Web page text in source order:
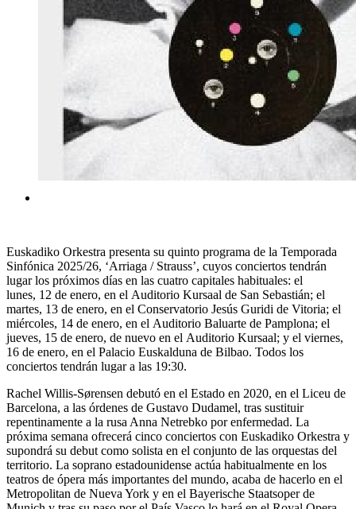
Euskadiko Orkestra presenta su quinto programa de la Temporada
Sinfónica 2025/26, ‘Arriaga / Strauss’, cuyos conciertos tendrán
lugar los próximos días en las cuatro capitales habituales: el
lunes, 12 de enero, en el Auditorio Kursaal de San Sebastián; el
martes, 13 de enero, en el Conservatorio Jesús Guridi de Vitoria; el
miércoles, 14 de enero, en el Auditorio Baluarte de Pamplona; el
jueves, 15 de enero, de nuevo en el Auditorio Kursaal; y el viernes,
16 de enero, en el Palacio Euskalduna de Bilbao. Todos los
conciertos tendrán lugar a las 19:30.
Rachel Willis-Sørensen debutó en el Estado en 2020, en el Liceu de
Barcelona, a las órdenes de Gustavo Dudamel, tras sustituir
repentinamente a la rusa Anna Netrebko por enfermedad. La
próxima semana ofrecerá cinco conciertos con Euskadiko Orkestra y
supondrá su debut como solista en el conjunto de las orquestas del
territorio. La soprano estadounidense actúa habitualmente en los
teatros de ópera más importantes del mundo, acaba de hacerlo en el
Metropolitan de Nueva York y en el Bayerische Staatsoper de